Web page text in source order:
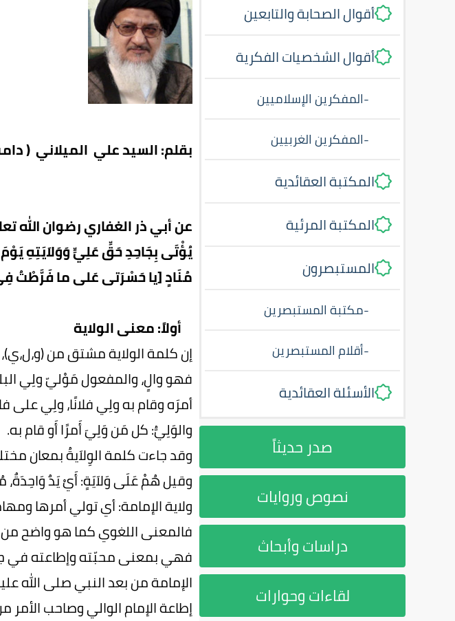
أقوال الصحابة والتابعين
أقوال الشخصيات الفكرية
-المفكرين الإسلاميين
-المفكرين الغربيين
المكتبة العقائدية
المكتبة المرئية
المستبصرون
-مكتبة المستبصرين
-أقلام المستبصرين
الأسئلة العقائدية
صدر حديثاً
نصوص وروايات
دراسات وأبحاث
لقاءات وحوارات
بقلم: السيد علي الميلاني (
عن أبي ذر الغفاري رضوان الله
يُؤْتَى بِجَاحِدِ حَقِّ عَلِيٍّ وَوَلاَيَتِهِ
مُنَادٍ [يا حَسْرَتى‏ عَلى‏ ما فَرَّطْتُ فِي
أولاً: معنى الولاية
إن كلمة الولاية مشتق من
فهو والٍ، والمفعول مَوْليّ ولِي
أمرَه وقام به ولِي فلانًا، ولِي على
والوَلِيُّ: كل مَن وَلِيَ أَمرًا أَو قام به.
وقد جاءت كلمة الوِلاَيةُ بمعان
وقيل هُمْ عَلَى وَلاَيَةٍ: أَيْ يَدٌ
ولاية الإمامة‏: أي تولي أمرها
فالمعنى اللغوي كما هو واضح من
فهي بمعنى محبّته وإطاعته في
الإمامة من بعد النبي صلى الله
إطاعة الإمام الوالي وصاحب